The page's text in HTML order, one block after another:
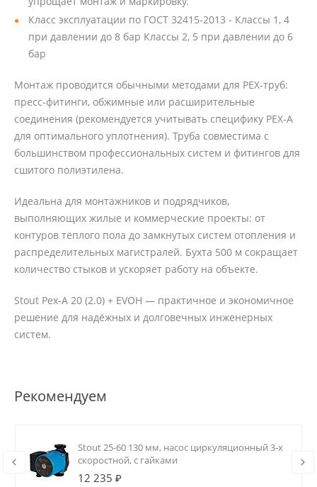
Класс эксплуатации по ГОСТ 32415-2013 - Классы 1, 4
при давлении до 8 бар Классы 2, 5 при давлении до 6
бар
Монтаж проводится обычными методами для PEX‑труб:
пресс-фитинги, обжимные или расширительные
соединения (рекомендуется учитывать специфику PEX‑A
для оптимального уплотнения). Труба совместима с
большинством профессиональных систем и фитингов для
сшитого полиэтилена.
Идеальна для монтажников и подрядчиков,
выполняющих жилые и коммерческие проекты: от
контуров тёплого пола до замкнутых систем отопления и
распределительных магистралей. Бухта 500 м сокращает
количество стыков и ускоряет работу на объекте.
Stout Pex‑A 20 (2.0) + EVOH — практичное и экономичное
решение для надёжных и долговечных инженерных
систем.
Рекомендуем
Stout 25-60 130 мм, насос циркуляционный 3-х
скоростной, с гайками
12 235 ₽